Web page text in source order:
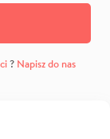
? Napisz do nas